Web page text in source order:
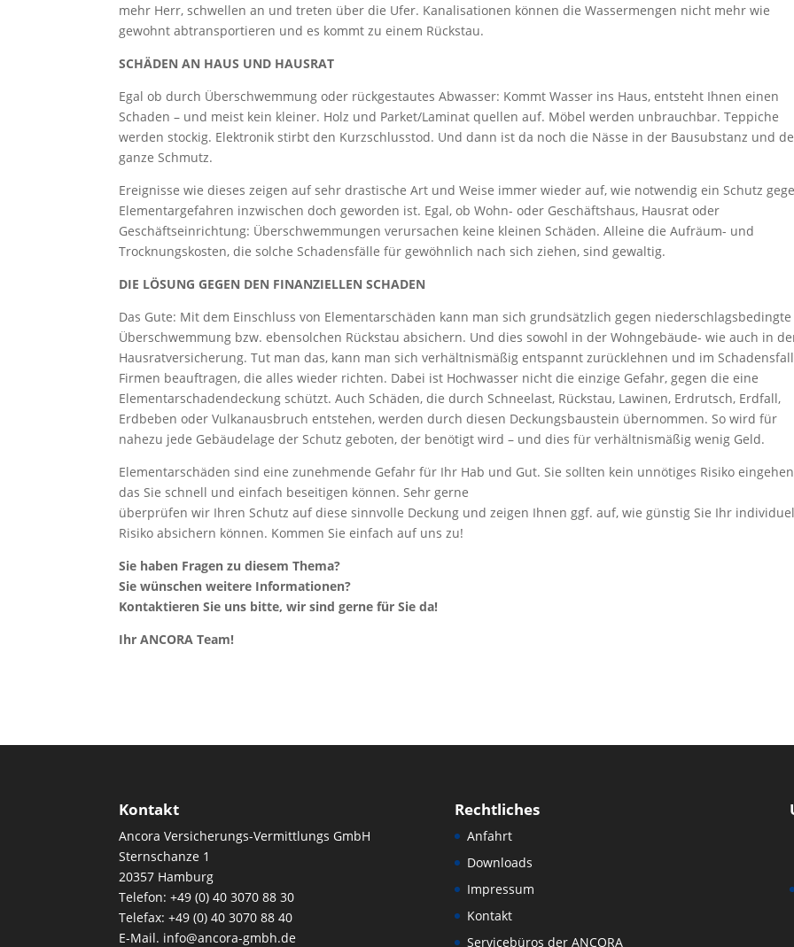
mehr Herr, schwellen an und treten über die Ufer. Kanalisationen können die Wassermengen nicht mehr wie
gewohnt abtransportieren und es kommt zu einem Rückstau.
SCHÄDEN AN HAUS UND HAUSRAT
Egal ob durch Überschwemmung oder rückgestautes Abwasser: Kommt Wasser ins Haus, entsteht Ihnen einen
Schaden – und meist kein kleiner. Holz und Parket/Laminat quellen auf. Möbel werden unbrauchbar. Teppiche
werden stockig. Elektronik stirbt den Kurzschlusstod. Und dann ist da noch die Nässe in der Bausubstanz und
ganze Schmutz.
Ereignisse wie dieses zeigen auf sehr drastische Art und Weise immer wieder auf, wie notwendig ein Schutz
Elementargefahren inzwischen doch geworden ist. Egal, ob Wohn- oder Geschäftshaus, Hausrat oder
Geschäftseinrichtung: Überschwemmungen verursachen keine kleinen Schäden. Alleine die Aufräum- und
Trocknungskosten, die solche Schadensfälle für gewöhnlich nach sich ziehen, sind gewaltig.
DIE LÖSUNG GEGEN DEN FINANZIELLEN SCHADEN
Das Gute: Mit dem Einschluss von Elementarschäden kann man sich grundsätzlich gegen niederschlagsbedingte
Überschwemmung bzw. ebensolchen Rückstau absichern. Und dies sowohl in der Wohngebäude- wie auch in
Hausratversicherung. Tut man das, kann man sich verhältnismäßig entspannt zurücklehnen und im Schadensfall
Firmen beauftragen, die alles wieder richten. Dabei ist Hochwasser nicht die einzige Gefahr, gegen die eine
Elementarschadendeckung schützt. Auch Schäden, die durch Schneelast, Rückstau, Lawinen, Erdrutsch, Erdfall,
Erdbeben oder Vulkanausbruch entstehen, werden durch diesen Deckungsbaustein übernommen. So wird für
nahezu jede Gebäudelage der Schutz geboten, der benötigt wird – und dies für verhältnismäßig wenig Geld.
Elementarschäden sind eine zunehmende Gefahr für Ihr Hab und Gut. Sie sollten kein unnötiges Risiko
das Sie schnell und einfach beseitigen können. Sehr gerne
überprüfen wir Ihren Schutz auf diese sinnvolle Deckung und zeigen Ihnen ggf. auf, wie günstig Sie Ihr
Risiko absichern können. Kommen Sie einfach auf uns zu!
Sie haben Fragen zu diesem Thema?
Sie wünschen weitere Informationen?
Kontaktieren Sie uns bitte, wir sind gerne für Sie da!
Ihr ANCORA Team!
Kontakt
Ancora Versicherungs-Vermittlungs GmbH
Sternschanze 1
20357 Hamburg
Telefon: +49 (0) 40 3070 88 30
Telefax: +49 (0) 40 3070 88 40
E-Mail. info@ancora-gmbh.de
Rechtliches
Anfahrt
Downloads
Impressum
Kontakt
Servicebüros der ANCORA